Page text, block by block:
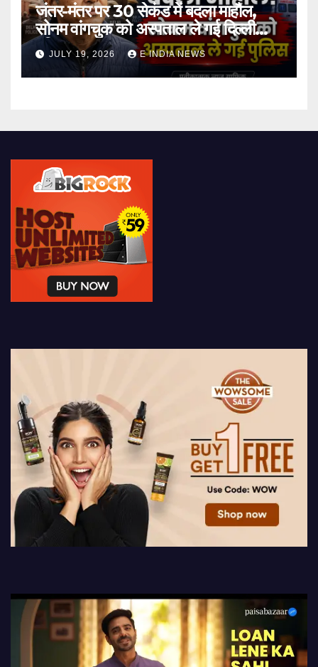
जंतर-मंतर पर 30 सेकंड में बदला माहौल,
सोनम वांगचुक को अस्पताल ले गई दिल्ली
पुलिस
JULY 19, 2026 E INDIA NEWS